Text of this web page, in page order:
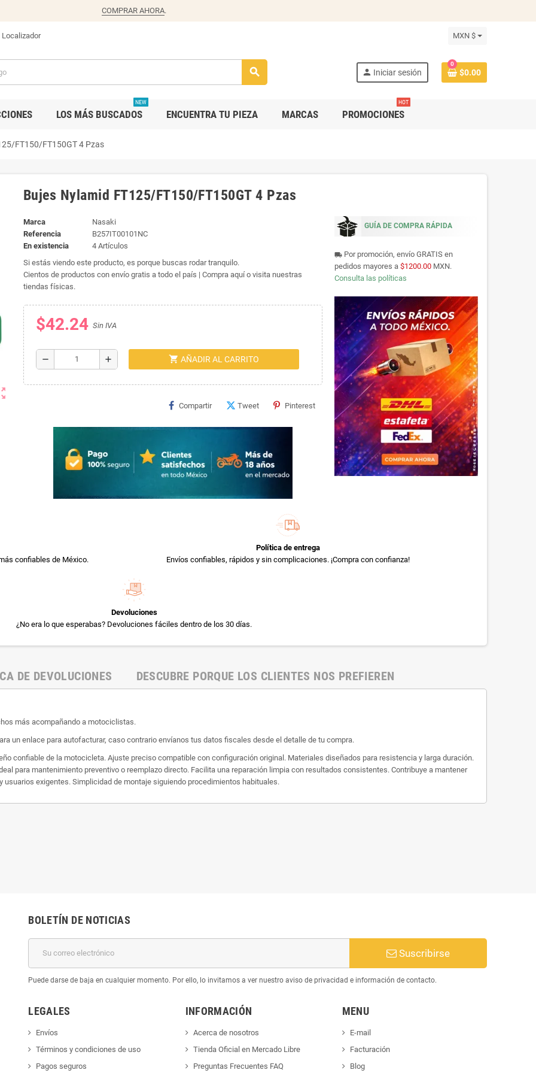
COMPRAR AHORA.
Localizador MXN $
search person Iniciar sesión
0
$0.00
LOS MÁS BUSCADOS
NEW
ENCUENTRA TU PIEZA MARCAS PROMOCIONES
HOT
FT150/FT150GT 4 Pzas
Bujes Nylamid FT125/FT150/FT150GT 4 Pzas
Marca
Nasaki
Referencia
B257IT00101NC
En existencia
4 Artículos
Si estás viendo este producto, es porque buscas rodar tranquilo.
Cientos de productos con envío gratis a todo el país | Compra aquí o visita nuestras
tiendas físicas.
$42.24 Sin IVA
remove add shopping_cart AÑADIR AL CARRITO
Compartir Tweet Pinterest
GUÍA DE COMPRA RÁPIDA
local_shippingPor promoción, envío GRATIS en
pedidos mayores a $1200.00MXN.
Consulta las políticas
confiables de México.
Política de entrega
Envíos confiables, rápidos y sin complicaciones. ¡Compra con confianza!
Devoluciones
¿No era lo que esperabas? Devoluciones fáciles dentro de los 30 días.
DE DEVOLUCIONES DESCUBRE PORQUE LOS CLIENTES NOS PREFIEREN
más acompañando a motociclistas.
un enlace para autofacturar, caso contrario envíanos tus datos fiscales desde el detalle de tu compra.
confiable de la motocicleta. Ajuste preciso compatible con configuración original. Materiales diseñados para resistencia y larga duración.
para mantenimiento preventivo o reemplazo directo. Facilita una reparación limpia con resultados consistentes. Contribuye a mantener
usuarios exigentes. Simplicidad de montaje siguiendo procedimientos habituales.
BOLETÍN DE NOTICIAS
Suscribirse
Puede darse de baja en cualquier momento. Por ello, lo invitamos a ver nuestro aviso de privacidad e información de contacto.
LEGALES
Envíos
Términos y condiciones de uso
Pagos seguros
INFORMACIÓN
Acerca de nosotros
Tienda Oficial en Mercado Libre
Preguntas Frecuentes FAQ
MENU
E-mail
Facturación
Blog